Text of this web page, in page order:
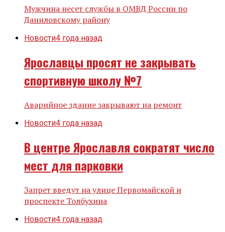
Мужчина несет службы в ОМВД России по
Даниловскому району
Новости4 года назад
Ярославцы просят не закрывать
спортивную школу №7
Аварийное здание закрывают на ремонт
Новости4 года назад
В центре Ярославля сократят число
мест для парковки
Запрет введут на улице Первомайской и
проспекте Толбухина
Новости4 года назад